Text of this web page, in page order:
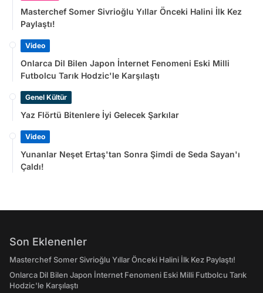
Masterchef Somer Sivrioğlu Yıllar Önceki Halini İlk Kez
Paylaştı!
Video
Onlarca Dil Bilen Japon İnternet Fenomeni Eski Milli
Futbolcu Tarık Hodzic'le Karşılaştı
Genel Kültür
Yaz Flörtü Bitenlere İyi Gelecek Şarkılar
Video
Yunanlar Neşet Ertaş'tan Sonra Şimdi de Seda Sayan'ı
Çaldı!
Son Eklenenler
Masterchef Somer Sivrioğlu Yıllar Önceki Halini İlk Kez Paylaştı!
Onlarca Dil Bilen Japon İnternet Fenomeni Eski Milli Futbolcu Tarık
Hodzic'le Karşılaştı